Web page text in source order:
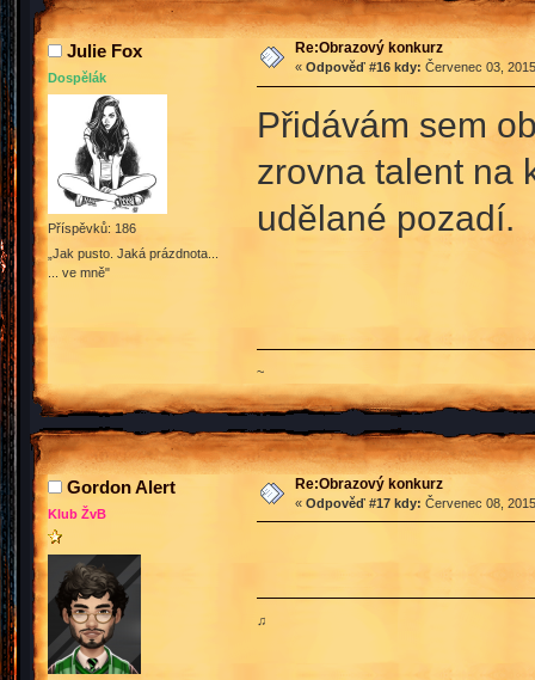
Julie Fox
Dospělák
Příspěvků: 186
„Jak pusto. Jaká prázdnota...
... ve mně"
Re:Obrazový konkurz
« Odpověď #16 kdy: Červenec 03,
Přidávám sem
zrovna talent na
udělané pozadí.
~
Gordon Alert
Klub ŽvB
Re:Obrazový konkurz
« Odpověď #17 kdy: Červenec 08,
♫